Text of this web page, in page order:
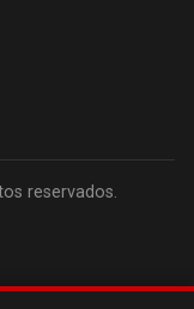
reservados.